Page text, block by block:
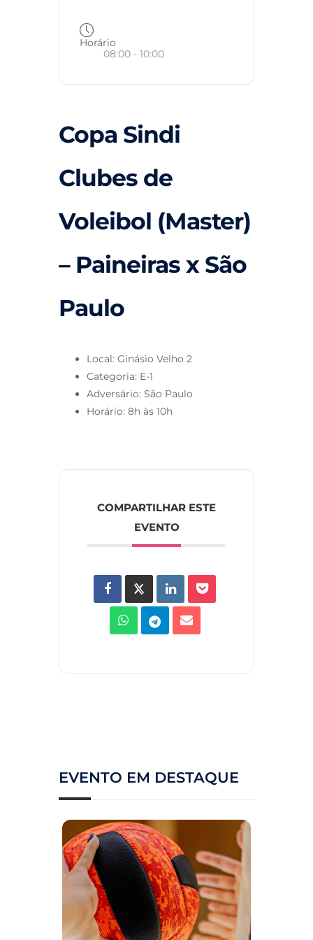
Horário
08:00 - 10:00
Copa Sindi
Clubes de
Voleibol (Master)
– Paineiras x São
Paulo
Local: Ginásio Velho 2
Categoria: E-1
Adversário: São Paulo
Horário: 8h às 10h
COMPARTILHAR ESTE
EVENTO
EVENTO EM DESTAQUE